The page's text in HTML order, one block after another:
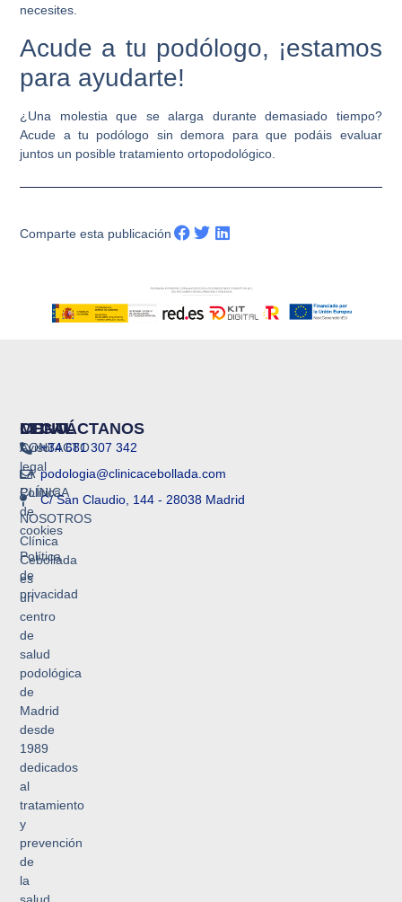
necesites.
Acude a tu podólogo, ¡estamos
para ayudarte!
¿Una molestia que se alarga durante demasiado tiempo?
Acude a tu podólogo sin demora para que podáis evaluar
juntos un posible tratamiento ortopodológico.
Comparte esta publicación
Clínica
Cebollada
es
un
centro
de
salud
podológica
de
Madrid
desde
1989
dedicados
al
tratamiento
y
prevención
de
la
MENU
CONTACTO
LA
CLÍNICA
NOSOTROS
LEGAL
Aviso
legal
Política
de
cookies
Política
de
privacidad
CONTÁCTANOS
+34 681 307 342
podologia@clinicacebollada.com
C/ San Claudio, 144 - 28038 Madrid